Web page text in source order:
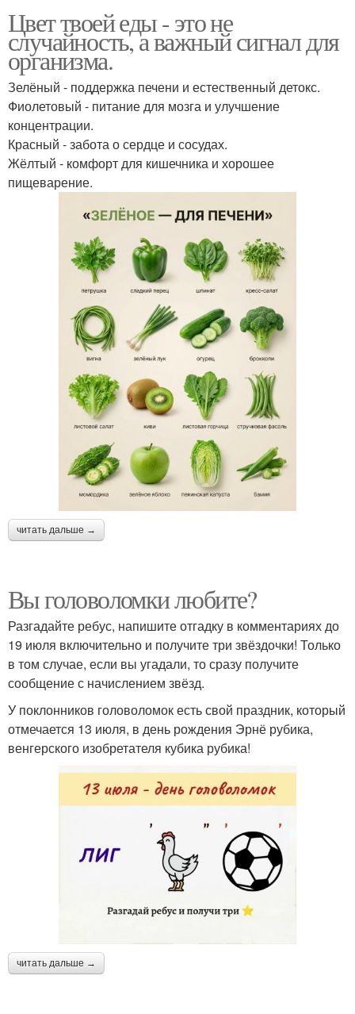
Цвет твоей еды - это не
случайность, а важный сигнал для
организма.
Зелёный - поддержка печени и естественный детокс.
Фиолетовый - питание для мозга и улучшение
концентрации.
Красный - забота о сердце и сосудах.
Жёлтый - комфорт для кишечника и хорошее
пищеварение.
читать дальше →
Вы головоломки любите?
Разгадайте ребус, напишите отгадку в комментариях до
19 июля включительно и получите три звёздочки! Только
в том случае, если вы угадали, то сразу получите
сообщение с начислением звёзд.
У поклонников головоломок есть свой праздник, который
отмечается 13 июля, в день рождения Эрнё рубика,
венгерского изобретателя кубика рубика!
читать дальше →